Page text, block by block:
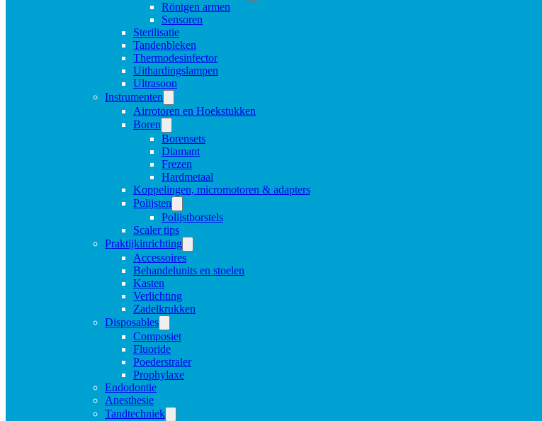
Röntgen armen
Sensoren
Sterilisatie
Tandenbleken
Thermodesinfector
Uithardingslampen
Ultrasoon
Instrumenten
Airrotoren en Hoekstukken
Boren
Borensets
Diamant
Frezen
Hardmetaal
Koppelingen, micromotoren & adapters
Polijsten
Polijstborstels
Scaler tips
Praktijkinrichting
Accessoires
Behandelunits en stoelen
Kasten
Verlichting
Zadelkrukken
Disposables
Composiet
Fluoride
Poederstraler
Prophylaxe
Endodontie
Anesthesie
Tandtechniek